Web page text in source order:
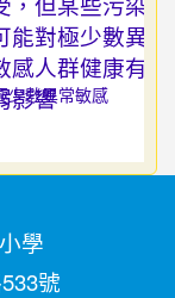
少數異常敏感
學
號